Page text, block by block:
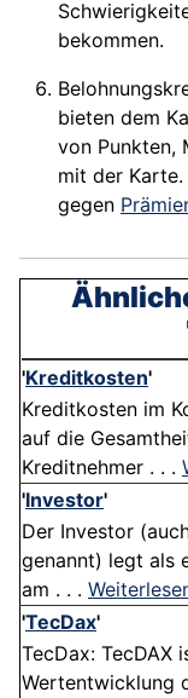
bekommen.
bieten dem
von Punkten,
mit der Karte.
gegen
'Kreditkosten'
Kreditkosten im
auf die
Kreditnehmer . . .
'Investor'
Der Investor
genannt) legt als
am . . .
'TecDax'
TecDax: TecDAX
Wertentwicklung